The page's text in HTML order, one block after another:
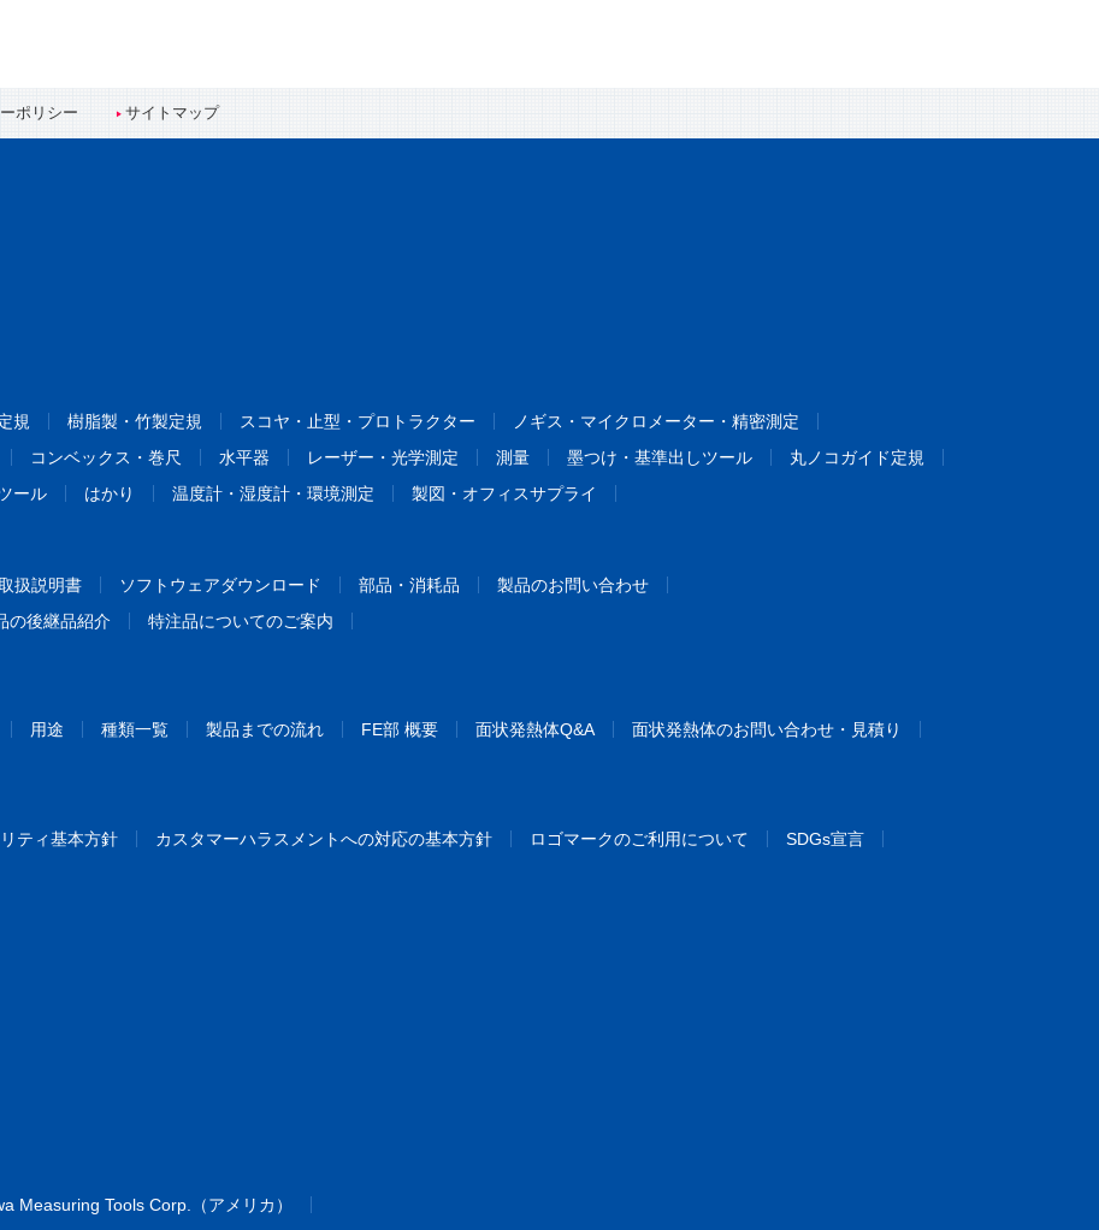
ポリシー サイトマップ
規 樹脂製・竹製定規 スコヤ・止型・プロトラクター
ノギス・マイクロメーター・精密測定
コンベックス・巻尺 水平器 レーザー・光学測定 測量 墨つけ・基準出しツール
丸ノコガイド定規
ール はかり 温度計・湿度計・環境測定 製図・オフィスサプライ
扱説明書 ソフトウェアダウンロード 部品・消耗品
製品のお問い合わせ
の後継品紹介 特注品についてのご案内
用途 種類一覧 製品までの流れ FE部 概要 面状発熱体Q&A 面状発熱体のお問い合わせ・見積り
ティ基本方針 カスタマーハラスメントへの対応の基本方針 ロゴマークのご利用について SDGs宣言
Measuring Tools Corp.（アメリカ）